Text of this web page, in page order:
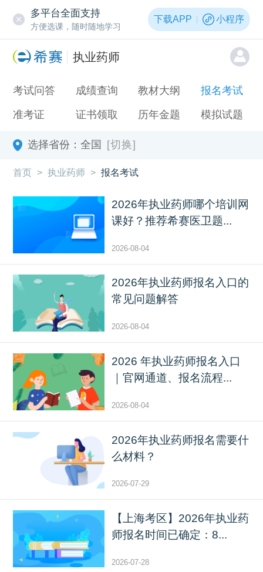
多平台全面支持
方便选课，随时随地学习
下载APP 小程序
执业药师
考试问答 成绩查询 教材大纲 报名考试
准考证 证书领取 历年金题 模拟试题
选择省份： 全国 [切换]
首页 > 执业药师 > 报名考试
2026年执业药师哪个培训网
课好？推荐希赛医卫题...
2026-08-04
2026年执业药师报名入口的
常见问题解答
2026-08-04
2026 年执业药师报名入口
｜官网通道、报名流程...
2026-08-04
2026年执业药师报名需要什
么材料？
2026-07-29
【上海考区】2026年执业药
师报名时间已确定：8...
2026-07-28